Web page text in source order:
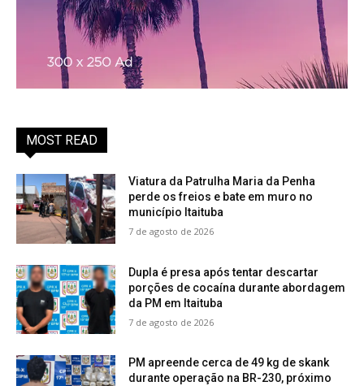
MOST READ
Viatura da Patrulha Maria da Penha
perde os freios e bate em muro no
município Itaituba
7 de agosto de 2026
Dupla é presa após tentar descartar
porções de cocaína durante abordagem
da PM em Itaituba
7 de agosto de 2026
PM apreende cerca de 49 kg de skank
durante operação na BR-230, próximo